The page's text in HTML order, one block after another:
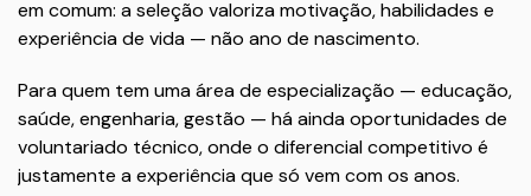
em comum: a seleção valoriza motivação, habilidades e
experiência de vida — não ano de nascimento.
Para quem tem uma área de especialização — educação,
saúde, engenharia, gestão — há ainda oportunidades de
voluntariado técnico, onde o diferencial competitivo é
justamente a experiência que só vem com os anos.